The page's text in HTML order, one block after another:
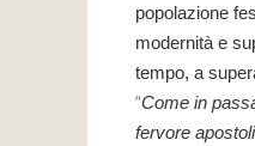
popolazione
modernità e
tempo, a
“Come in
fervore